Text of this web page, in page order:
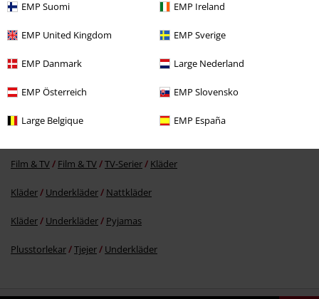
EMP Suomi EMP Ireland
EMP United Kingdom EMP Sverige
EMP Danmark Large Nederland
EMP Österreich EMP Slovensko
Large Belgique EMP España
449:-
More categories. More options.
Film & TV Film & TV TV-Serier Kläder
Kläder Underkläder Nattkläder
Kläder Underkläder Pyjamas
Plusstorlekar Tjejer Underkläder